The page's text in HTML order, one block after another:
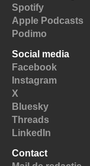
Spotify
Apple Podcasts
Podimo
Social media
Facebook
Instagram
X
Bluesky
Threads
LinkedIn
Contact